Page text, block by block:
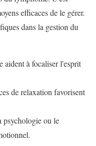
efficaces de le gérer.
dans la gestion du
aident à focaliser l'esprit
de relaxation favorisent
psychologie ou le